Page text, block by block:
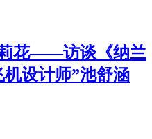
花——访谈《纳兰
设计师”池舒涵